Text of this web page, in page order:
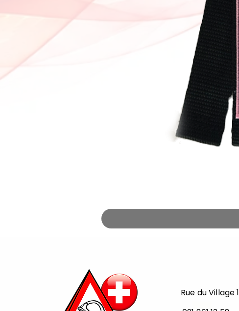
Rue du Village